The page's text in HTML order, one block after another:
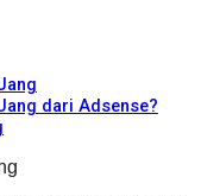
dari Adsense?